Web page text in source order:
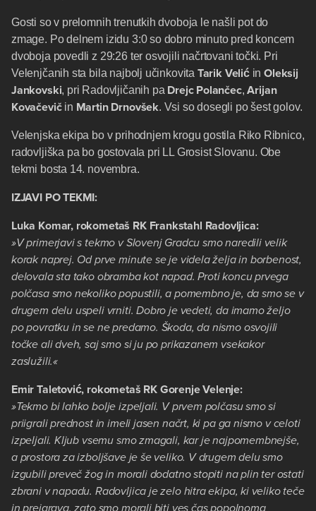
Gosti so v prelomnih trenutkih dvoboja le našli pot do
zmage. Po delnem izidu 3:0 so dobro minuto pred koncem
dvoboja povedli z 29:26 ter osvojili načrtovani točki. Pri
Velenjčanih sta bila najbolj učinkovita Tarik VelićinOleksij
Jankovski, pri Radovljičanih pa Drejc Polančec,Arijan
Kovačevičin Martin Drnovšek. Vsi so dosegli po šest golov.
Velenjska ekipa bo v prihodnjem krogu gostila Riko Ribnico,
radovljiška pa bo gostovala pri LL Grosist Slovanu. Obe
tekmi bosta 14. novembra.
IZJAVI PO TEKMI:
Luka Komar, rokometaš RK Frankstahl Radovljica:
»V primerjavi s tekmo v Slovenj Gradcu smo naredili velik
korak naprej. Od prve minute se je videla želja in borbenost,
delovala sta tako obramba kot napad. Proti koncu prvega
polčasa smo nekoliko popustili, a pomembno je, da smo se v
drugem delu uspeli vrniti. Dobro je vedeti, da imamo željo
po povratku in se ne predamo. Škoda, da nismo osvojili
točke ali dveh, saj smo si ju po prikazanem vsekakor
zaslužili.«
Emir Taletović, rokometaš RK Gorenje Velenje:
»Tekmo bi lahko bolje izpeljali. V prvem polčasu smo si
priigrali prednost in imeli jasen načrt, ki pa ga nismo v celoti
izpeljali. Kljub vsemu smo zmagali, kar je najpomembnejše,
a prostora za izboljšave je še veliko. V drugem delu smo
izgubili preveč žog in morali dodatno stopiti na plin ter ostati
zbrani v napadu. Radovljica je zelo hitra ekipa, ki veliko teče
in preigrava, zato smo morali biti ves čas popolnoma